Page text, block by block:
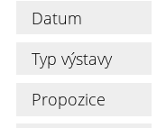
Datum
Typ výstavy
Propozice